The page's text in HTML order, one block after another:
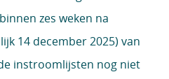
zes weken na
14 december 2025) van
instroomlijsten nog niet